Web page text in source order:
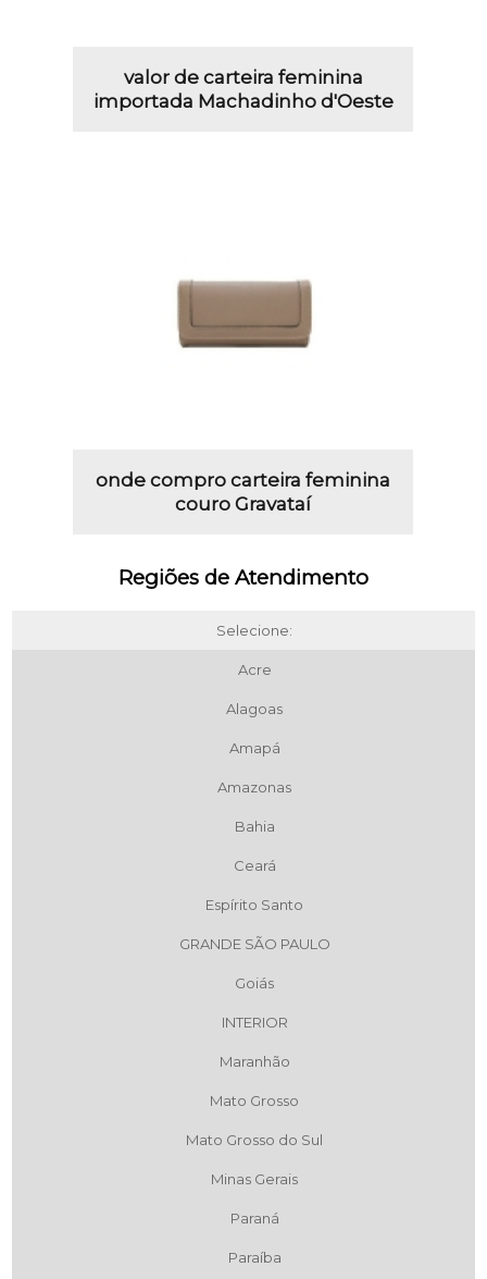
valor de carteira feminina
importada Machadinho d'Oeste
onde compro carteira feminina
couro Gravataí
Regiões de Atendimento
Selecione:
Acre
Alagoas
Amapá
Amazonas
Bahia
Ceará
Espírito Santo
GRANDE SÃO PAULO
Goiás
INTERIOR
Maranhão
Mato Grosso
Mato Grosso do Sul
Minas Gerais
Paraná
Paraíba